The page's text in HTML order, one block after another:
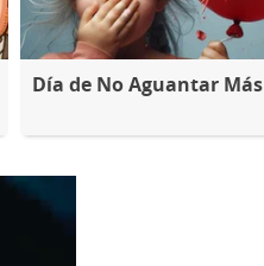
Día de No Aguantar Más